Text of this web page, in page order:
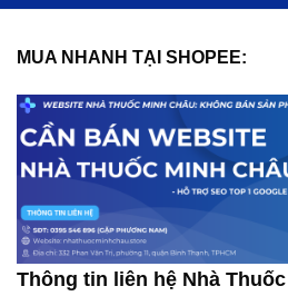
MUA NHANH TẠI SHOPEE:
Thông tin liên hệ Nhà